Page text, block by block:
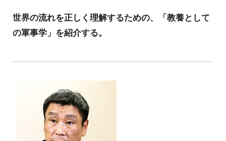
世界の流れを正しく理解するための、「教養として
の軍事学」を紹介する。